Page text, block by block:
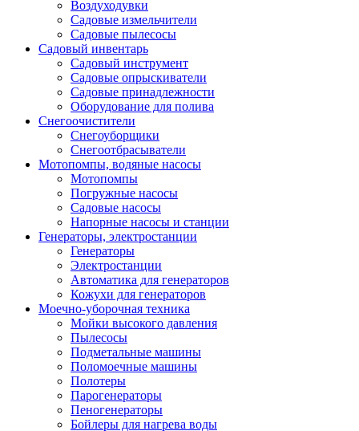
Воздуходувки
Садовые измельчители
Садовые пылесосы
Садовый инвентарь
Садовый инструмент
Садовые опрыскиватели
Садовые принадлежности
Оборудование для полива
Снегоочистители
Снегоуборщики
Снегоотбрасыватели
Мотопомпы, водяные насосы
Мотопомпы
Погружные насосы
Садовые насосы
Напорные насосы и станции
Генераторы, электростанции
Генераторы
Электростанции
Автоматика для генераторов
Кожухи для генераторов
Моечно-уборочная техника
Мойки высокого давления
Пылесосы
Подметальные машины
Поломоечные машины
Полотеры
Парогенераторы
Пеногенераторы
Бойлеры для нагрева воды